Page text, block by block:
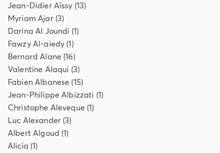
Jean-Didier Aïssy (13)
Myriam Ajar(3)
Darina Al Joundi (1)
Fawzy Al-aiedy (1)
Bernard Alane (16)
Valentine Alaqui (3)
Fabien Albanese (15)
Jean-Philippe Albizzati (1)
Christophe Aleveque (1)
Luc Alexander(3)
Albert Algoud (1)
Alicia (1)